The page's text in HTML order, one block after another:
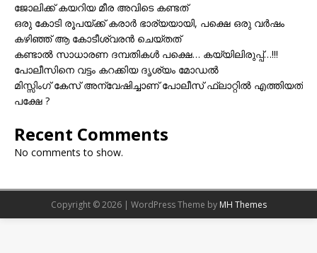
ജോലിക്ക് കയറിയ മീര അവിടെ കണ്ടത്
ഒരു കോടി രൂപയ്ക്ക് കരാർ ഭാര്യയായി, പക്ഷെ ഒരു വർഷം
കഴിഞ്ഞ് ആ കോടീശ്വരൻ ചെയ്തത്
കണ്ടാൽ സാധാരണ ദമ്പതികൾ പക്ഷെ… കയ്യിലിരുപ്പ്…!!!
പോലീസിനെ വട്ടം കറക്കിയ ദൃശ്യം മോഡല്‍
മിസ്സിംഗ് കേസ് അന്വേഷിച്ചാണ് പോലീസ് ഫ്ലാറ്റിൽ എത്തിയത്
പക്ഷേ ?
Recent Comments
No comments to show.
Copyright © 2026 | WordPress Theme by MH Themes